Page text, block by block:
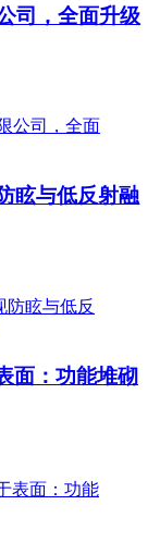
司，全面升级
眩与低反射融
面：功能堆砌